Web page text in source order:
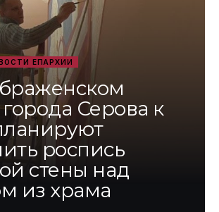
ЕПАРХИИ
Серова к
роспись
стены над
из храма